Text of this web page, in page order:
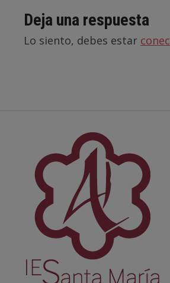
Deja una respuesta
Lo siento, debes estar